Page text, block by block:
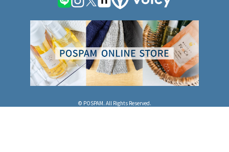
© POSPAM. All Rights Reserved.